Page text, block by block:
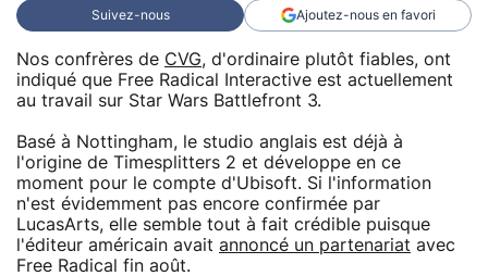
Suivez-nous Ajoutez-nous en favori
Nos confrères de CVG, d'ordinaire plutôt fiables, ont
indiqué que Free Radical Interactive est actuellement
au travail sur Star Wars Battlefront 3.
Basé à Nottingham, le studio anglais est déjà à
l'origine de Timesplitters 2 et développe en ce
moment pour le compte d'Ubisoft. Si l'information
n'est évidemment pas encore confirmée par
LucasArts, elle semble tout à fait crédible puisque
l'éditeur américain avait annoncé un partenariat avec
Free Radical fin août.